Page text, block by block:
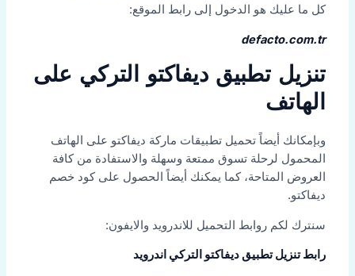
كل ما عليك هو الدخول إلى رابط الموقع:
defacto.com.tr
تنزيل تطبيق ديفاكتو التركي على
الهاتف
وبإمكانك أيضاً تحميل تطبيقات ماركة ديفاكتو على الهاتف
المحمول لرحلة تسوق ممتعة وسهلة والاستفادة من كافة
العروض المتاحة، كما يمكنك أيضاً الحصول على كود خصم
ديفاكتو.
سنترك لكم روابط التحميل للاندرويد والايفون:
رابط تنزيل تطبيق ديفاكتو التركي اندرويد